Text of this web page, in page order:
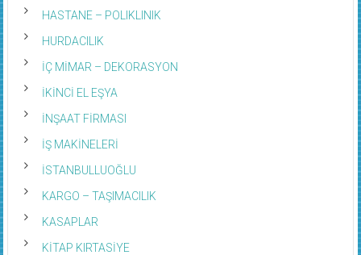
HASTANE – POLIKLINIK
HURDACILIK
İÇ MİMAR – DEKORASYON
İKİNCİ EL EŞYA
İNŞAAT FİRMASI
İŞ MAKİNELERİ
İSTANBULLUOĞLU
KARGO – TAŞIMACILIK
KASAPLAR
KİTAP KIRTASİYE